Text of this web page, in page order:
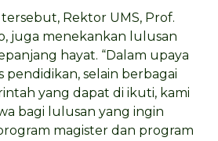
Rektor UMS, Prof.
juga menekankan lulusan
hayat. “Dalam upaya
selain berbagai
yang dapat di ikuti, kami
bagi lulusan yang ingin
magister dan program